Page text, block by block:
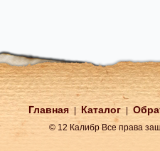
Главная Каталог
© 12 Калибр Все права